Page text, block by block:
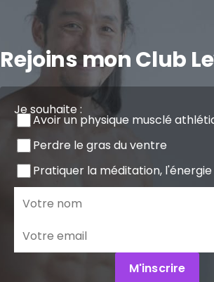
Rejoins mon Club
Je souhaite :
Avoir un physique musclé
Perdre le gras du ventre
Pratiquer la méditation, l'énergie
M'inscrire